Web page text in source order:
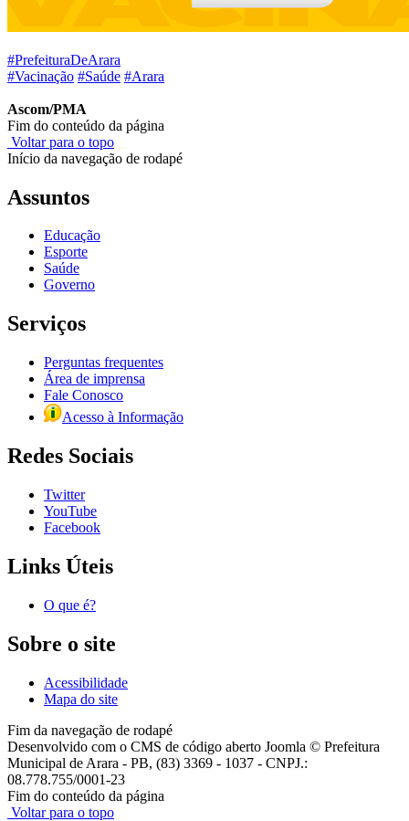
#PrefeituraDeArara
#Vacinação #Saúde #Arara
Ascom/PMA
Fim do conteúdo da página
Voltar para o topo
Início da navegação de rodapé
Assuntos
Educação
Esporte
Saúde
Governo
Serviços
Perguntas frequentes
Área de imprensa
Fale Conosco
Acesso à Informação
Redes Sociais
Twitter
YouTube
Facebook
Links Úteis
O que é?
Sobre o site
Acessibilidade
Mapa do site
Fim da navegação de rodapé
Desenvolvido com o CMS de código aberto Joomla © Prefeitura
Municipal de Arara - PB, (83) 3369 - 1037 - CNPJ.:
08.778.755/0001-23
Fim do conteúdo da página
Voltar para o topo